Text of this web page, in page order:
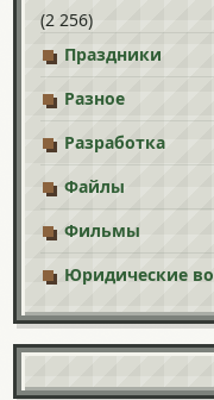
(2 256)
Праздники
Разное
Разработка
Файлы
Фильмы
Юридические